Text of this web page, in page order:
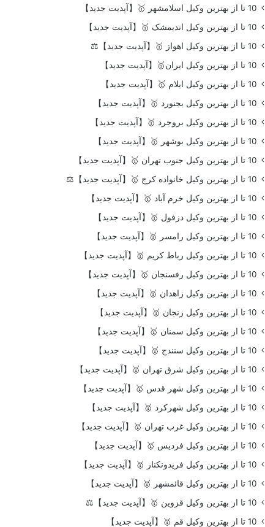
10 تا از بهترین وکیل اسلامشهر 🥇【آپدیت جدید】
10 تا از بهترین وکیل اندیمشک 🥇【آپدیت جدید】
10 تا از بهترین وکیل اهواز 🥇【آپدیت جدید】⚖️
10 تا از بهترین وکیل ایران🥇【آپدیت جدید】
10 تا از بهترین وکیل ایلام 🥇【آپدیت جدید】
10 تا از بهترین وکیل بجنورد 🥇【آپدیت جدید】
10 تا از بهترین وکیل بروجرد 🥇【آپدیت جدید】
10 تا از بهترین وکیل بوشهر 🥇【آپدیت جدید】
10 تا از بهترین وکیل جنوب تهران 🥇【آپدیت جدید】
10 تا از بهترین وکیل خانواده کرج 🥇【آپدیت جدید】⚖️
10 تا از بهترین وکیل خرم آباد 🥇【آپدیت جدید】
10 تا از بهترین وکیل دزفول 🥇【آپدیت جدید】
10 تا از بهترین وکیل رامسر 🥇【آپدیت جدید】
10 تا از بهترین وکیل رباط کریم 🥇【آپدیت جدید】
10 تا از بهترین وکیل رفسنجان 🥇【آپدیت جدید】
10 تا از بهترین وکیل زاهدان 🥇【آپدیت جدید】
10 تا از بهترین وکیل زنجان 🥇【آپدیت جدید】
10 تا از بهترین وکیل سمنان 🥇【آپدیت جدید】
10 تا از بهترین وکیل سنندج 🥇【آپدیت جدید】
10 تا از بهترین وکیل شرق تهران 🥇【آپدیت جدید】
10 تا از بهترین وکیل شهر قدس 🥇【آپدیت جدید】
10 تا از بهترین وکیل شهرکرد 🥇【آپدیت جدید】
10 تا از بهترین وکیل غرب تهران 🥇【آپدیت جدید】
10 تا از بهترین وکیل فردیس 🥇【آپدیت جدید】
10 تا از بهترین وکیل فریدونکنار 🥇【آپدیت جدید】
10 تا از بهترین وکیل قائمشهر 🥇【آپدیت جدید】
10 تا از بهترین وکیل قزوین 🥇【آپدیت جدید】⚖️
10 تا از بهترین وکیل قم 🥇【آپدیت جدید】